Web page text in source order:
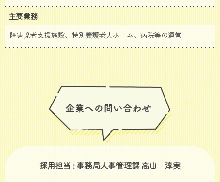
主要業務
障害児者支援施設、特別養護老人ホーム、病院等の運営
採用担当 : 事務局人事管理課 高山 淳実